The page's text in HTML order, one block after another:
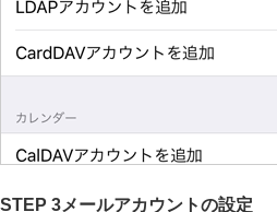
STEP 3メールアカウントの設定